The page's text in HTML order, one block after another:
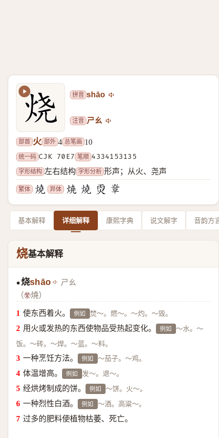
拼音 shāo
注音 ㄕㄠ
部首 火 部外 4 总笔画 10
统一码 CJK 70E7 笔顺 4334153135
字形结构 左右结构 字形分析 形声；从火、尧声
繁体 异体
基本解释 详细解释 康熙字典 说文解字 音韵方
烧基本解释
●烧shāo ㄕㄠ
（
燒）
使东西着火。
例如 焚～。燃～。～灼。～毁。
用火或发热的东西使物品受热起变化。 例如 ～水。～
饭。～砖。～焊。～蓝。～料。
一种烹饪方法。 例如 ～茄子。～鸡。
体温增高。 例如 发～。退～。
经烘烤制成的饼。 例如 ～饼。火～。
一种烈性白酒。 例如 ～酒。高粱～。
过多的肥料使植物枯萎、死亡。